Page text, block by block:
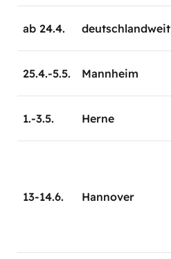
ab 24.4. deutschlandweit
25.4.-5.5. Mannheim
1.-3.5. Herne
13-14.6. Hannover